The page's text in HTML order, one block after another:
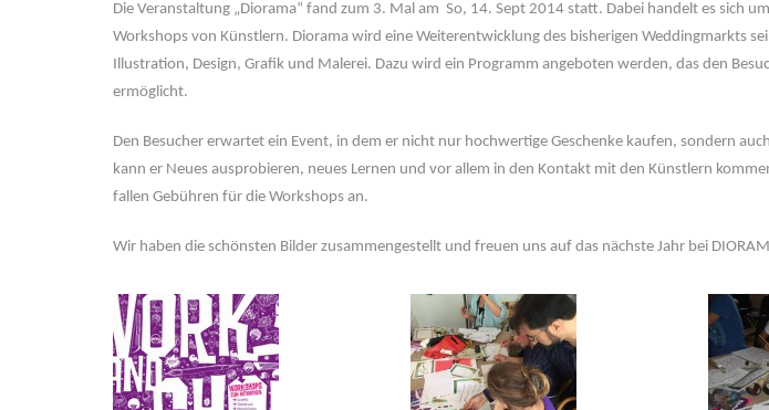
Die Veranstaltung „Diorama“ fand zum 3. Mal am So, 14. Sept 2014 statt. Dabei handelt es sich
Workshops von Künstlern. Diorama wird eine Weiterentwicklung des bisherigen Weddingmarkts
Illustration, Design, Grafik und Malerei. Dazu wird ein Programm angeboten werden, das den
ermöglicht.
Den Besucher erwartet ein Event, in dem er nicht nur hochwertige Geschenke kaufen, sondern
kann er Neues ausprobieren, neues Lernen und vor allem in den Kontakt mit den Künstlern
fallen Gebühren für die Workshops an.
Wir haben die schönsten Bilder zusammengestellt und freuen uns auf das nächste Jahr bei